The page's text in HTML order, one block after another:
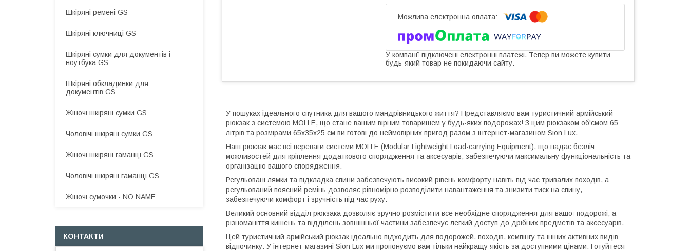
У компанії підключені електронні платежі. Тепер ви можете купити
будь-який товар не покидаючи сайту.
У пошуках ідеального спутника для вашого мандрівницького життя? Представляємо вам туристичний армійський
рюкзак з системою MOLLE, що стане вашим вірним товаришем у будь-яких подорожах! З цим рюкзаком об'ємом 65
літрів та розмірами 65х35х25 см ви готові до неймовірних пригод разом з інтернет-магазином Sion Lux.
Наш рюкзак має всі переваги системи MOLLE (Modular Lightweight Load-carrying Equipment), що надає безліч
можливостей для кріплення додаткового спорядження та аксесуарів, забезпечуючи максимальну функціональність та
організацію вашого спорядження.
Регульовані лямки та підкладка спини забезпечують високий рівень комфорту навіть під час тривалих походів, а
регульований поясний ремінь дозволяє рівномірно розподілити навантаження та знизити тиск на спину,
забезпечуючи комфорт і зручність під час руху.
Великий основний відділ рюкзака дозволяє зручно розмістити все необхідне спорядження для вашої подорожі, а
різноманіття кишень та відділень зовнішньої частини забезпечує легкий доступ до дрібних предметів та аксесуарів.
Цей туристичний армійський рюкзак ідеально підходить для подорожей, походів, кемпінгу та інших активних видів
відпочинку. У інтернет-магазині Sion Lux ми пропонуємо вам тільки найкращу якість за доступними цінами. Готуйтеся
Шкіряні ремені GS
Шкіряні ключниці GS
Шкіряні сумки для документів і
ноутбука GS
Шкіряні обкладинки для
документів GS
Жіночі шкіряні сумки GS
Чоловічі шкіряні сумки GS
Жіночі шкіряні гаманці GS
Чоловічі шкіряні гаманці GS
Жіночі сумочки - NO NAME
КОНТАКТИ